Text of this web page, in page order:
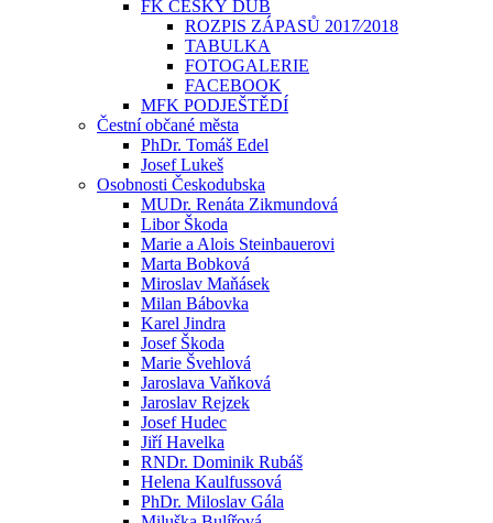
FK ČESKÝ DUB
ROZPIS ZÁPASŮ 2017⁄2018
TABULKA
FOTOGALERIE
FACEBOOK
MFK PODJEŠTĚDÍ
Čestní občané města
PhDr. Tomáš Edel
Josef Lukeš
Osobnosti Českodubska
MUDr. Renáta Zikmundová
Libor Škoda
Marie a Alois Steinbauerovi
Marta Bobková
Miroslav Maňásek
Milan Bábovka
Karel Jindra
Josef Škoda
Marie Švehlová
Jaroslava Vaňková
Jaroslav Rejzek
Josef Hudec
Jiří Havelka
RNDr. Dominik Rubáš
Helena Kaulfussová
PhDr. Miloslav Gála